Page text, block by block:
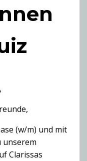
(w/m) und mit
unserem
Clarissas